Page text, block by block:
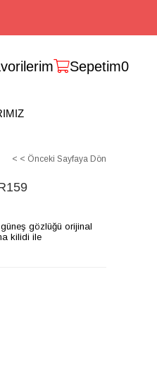
Sepetim0
< < Önceki Sayfaya Dön
gözlüğü orijinal
kilidi ile